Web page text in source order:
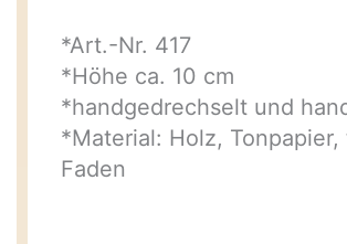
*Art.-Nr. 417
*Höhe ca. 10 cm
*handgedrechselt und
*Material: Holz,
Faden